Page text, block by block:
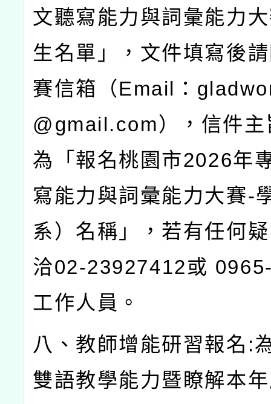
文聽寫能力與詞彙能力
生名單」，文件填寫後
賽信箱（Email ：
@gmail.com），信件
為「報名桃園市2026年
寫能力與詞彙能力大賽-
系）名稱」，若有任何
洽02-23927412或
工作人員。
八、教師增能研習報名 :
雙語教學能力暨瞭解本